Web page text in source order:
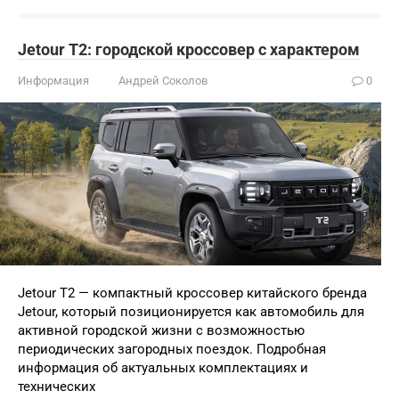
Jetour T2: городской кроссовер с характером
Информация Андрей Соколов 0
Jetour T2 — компактный кроссовер китайского бренда
Jetour, который позиционируется как автомобиль для
активной городской жизни с возможностью
периодических загородных поездок. Подробная
информация об актуальных комплектациях и
технических